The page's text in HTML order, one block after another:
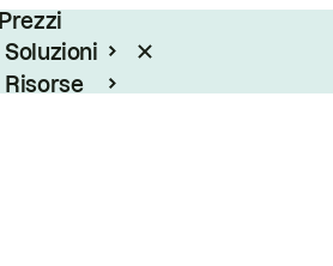
Prezzi
Soluzioni
Risorse